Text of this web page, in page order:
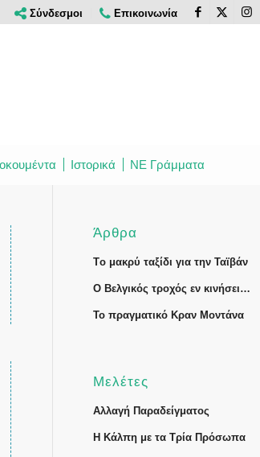
Σύνδεσμοι Επικοινωνία
Ιστορικά ΝΕ Γράμματα
Άρθρα
Tο μακρύ ταξίδι για την Ταϊβάν
Ο Βελγικός τροχός εν κινήσει…
Το πραγματικό Κραν Μοντάνα
Μελέτες
Αλλαγή Παραδείγματος
Η Κάλπη με τα Τρία Πρόσωπα